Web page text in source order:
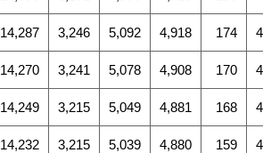
14,287 3,246 5,092 4,918 174
14,270 3,241 5,078 4,908 170
14,249 3,215 5,049 4,881 168
14,232 3,215 5,039 4,880 159